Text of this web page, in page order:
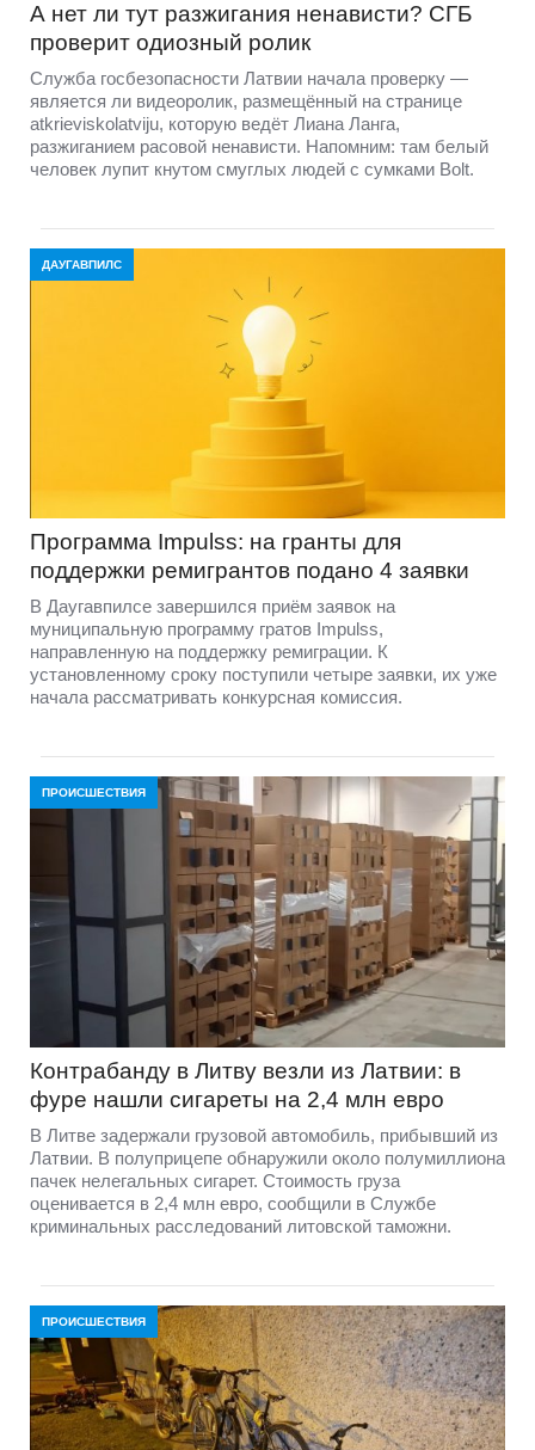
А нет ли тут разжигания ненависти? СГБ
проверит одиозный ролик
Служба госбезопасности Латвии начала проверку —
является ли видеоролик, размещённый на странице
atkrieviskolatviju, которую ведёт Лиана Ланга,
разжиганием расовой ненависти. Напомним: там белый
человек лупит кнутом смуглых людей с сумками Bolt.
ДАУГАВПИЛС
Программа Impulss: на гранты для
поддержки ремигрантов подано 4 заявки
В Даугавпилсе завершился приём заявок на
муниципальную программу гратов Impulss,
направленную на поддержку ремиграции. К
установленному сроку поступили четыре заявки, их уже
начала рассматривать конкурсная комиссия.
ПРОИСШЕСТВИЯ
Контрабанду в Литву везли из Латвии: в
фуре нашли сигареты на 2,4 млн евро
В Литве задержали грузовой автомобиль, прибывший из
Латвии. В полуприцепе обнаружили около полумиллиона
пачек нелегальных сигарет. Стоимость груза
оценивается в 2,4 млн евро, сообщили в Службе
криминальных расследований литовской таможни.
ПРОИСШЕСТВИЯ